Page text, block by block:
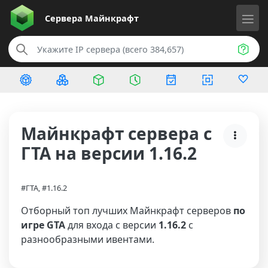
Сервера Майнкрафт
Майнкрафт сервера с
ГТА на версии 1.16.2
#ГТА, #1.16.2
Отборный топ лучших Майнкрафт серверов по
игре GTAдля входа с версии 1.16.2 с
разнообразными ивентами.